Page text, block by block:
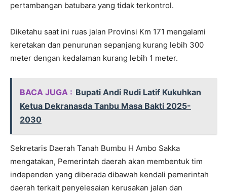
pertambangan batubara yang tidak terkontrol.
Diketahu saat ini ruas jalan Provinsi Km 171 mengalami
keretakan dan penurunan sepanjang kurang lebih 300
meter dengan kedalaman kurang lebih 1 meter.
BACA JUGA : Bupati Andi Rudi Latif Kukuhkan
Ketua Dekranasda Tanbu Masa Bakti 2025-
2030
Sekretaris Daerah Tanah Bumbu H Ambo Sakka
mengatakan, Pemerintah daerah akan membentuk tim
independen yang diberada dibawah kendali pemerintah
daerah terkait penyelesaian kerusakan jalan dan